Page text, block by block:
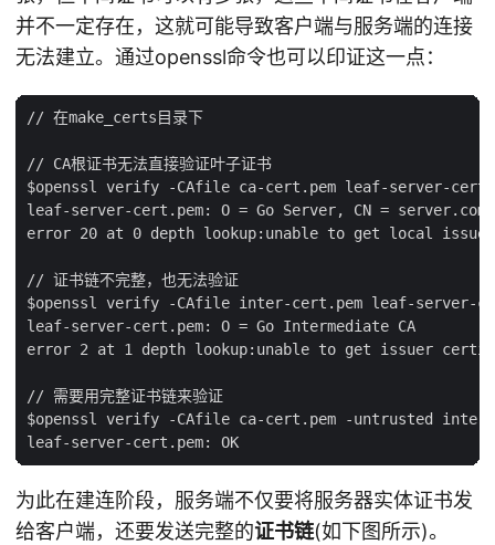
并不一定存在，这就可能导致客户端与服务端的连接
无法建立。通过openssl命令也可以印证这一点：
// 在make_certs目录下
// CA根证书无法直接验证叶子证书
$openssl verify -CAfile ca-cert.pem leaf-server-
leaf-server-cert.pem: O = Go Server, CN = server.com
error 20 at 0 depth lookup:unable to get local
// 证书链不完整，也无法验证
$openssl verify -CAfile inter-cert.pem leaf-server-
leaf-server-cert.pem: O = Go Intermediate CA
error 2 at 1 depth lookup:unable to get issuer
// 需要用完整证书链来验证
$openssl verify -CAfile ca-cert.pem -untrusted
为此在建连阶段，服务端不仅要将服务器实体证书发
给客户端，还要发送完整的证书链(如下图所示)。